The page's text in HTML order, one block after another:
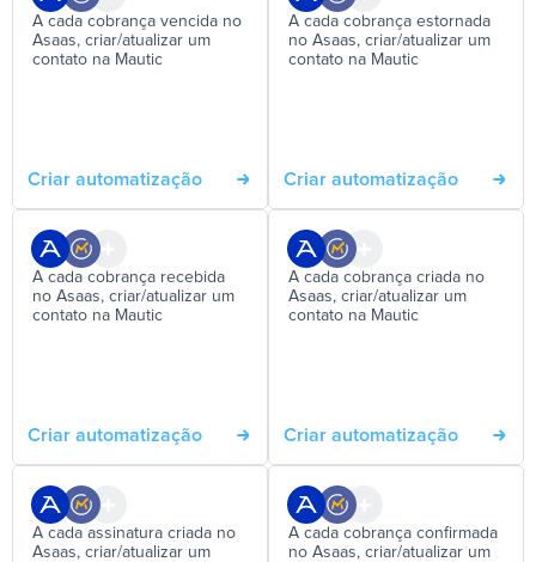
A cada cobrança vencida no
Asaas, criar/atualizar um
contato na Mautic
Criar automatização
A cada cobrança estornada
no Asaas, criar/atualizar um
contato na Mautic
Criar automatização
A cada cobrança recebida
no Asaas, criar/atualizar um
contato na Mautic
Criar automatização
A cada cobrança criada no
Asaas, criar/atualizar um
contato na Mautic
Criar automatização
A cada assinatura criada no
Asaas, criar/atualizar um
A cada cobrança confirmada
no Asaas, criar/atualizar um